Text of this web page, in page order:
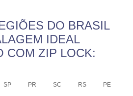
DO BRASIL
IDEAL
COM ZIP LOCK:
SP PR SC RS PE